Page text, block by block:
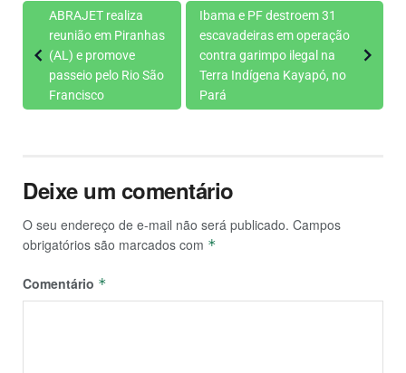
ABRAJET realiza
reunião em Piranhas
(AL) e promove
passeio pelo Rio São
Francisco
Ibama e PF destroem 31
escavadeiras em operação
contra garimpo ilegal na
Terra Indígena Kayapó, no
Pará
Deixe um comentário
O seu endereço de e-mail não será publicado. Campos
obrigatórios são marcados com *
Comentário *